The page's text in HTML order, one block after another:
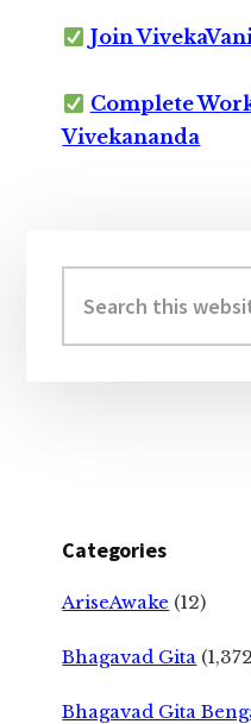
Join
Complete
Vivekananda
Sidebar
this
website
Categories
AriseAwake (12)
Bhagavad Gita
Bhagavad Gita